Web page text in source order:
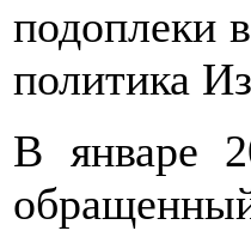
подоплеки
политика
В январе